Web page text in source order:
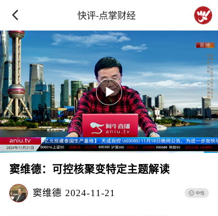
快评-点掌财经
窦维德：可控核聚变特定主题解读
窦维德 2024-11-21